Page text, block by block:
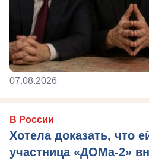
07.08.2026
В России
Хотела доказать, что
участница «ДОМа-2»